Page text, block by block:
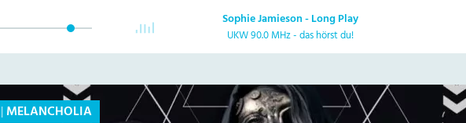
Sophie Jamieson - Long Play
UKW 90.0 MHz - das hörst du!
|MELANCHOLIA